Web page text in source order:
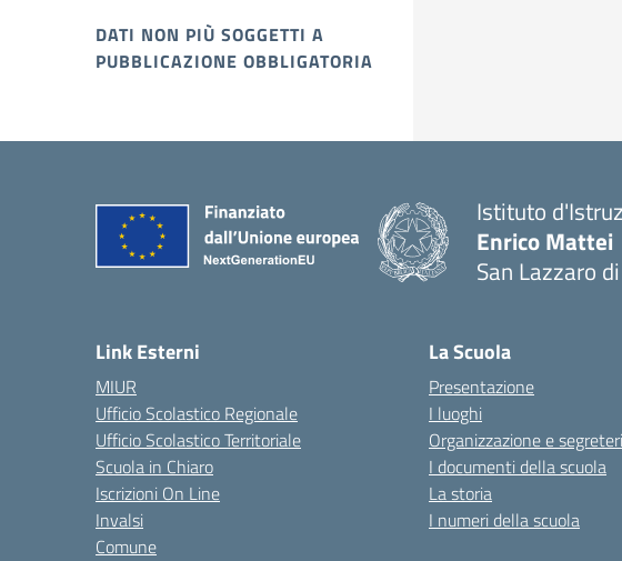
DATI NON PIÙ SOGGETTI A
PUBBLICAZIONE OBBLIGATORIA
Istituto
Enrico Mattei
San Lazzaro
Link Esterni
MIUR
Ufficio Scolastico Regionale
Ufficio Scolastico Territoriale
Scuola in Chiaro
Iscrizioni On Line
Invalsi
Comune
La Scuola
Presentazione
I luoghi
Organizzazione e
I documenti della scuola
La storia
I numeri della scuola